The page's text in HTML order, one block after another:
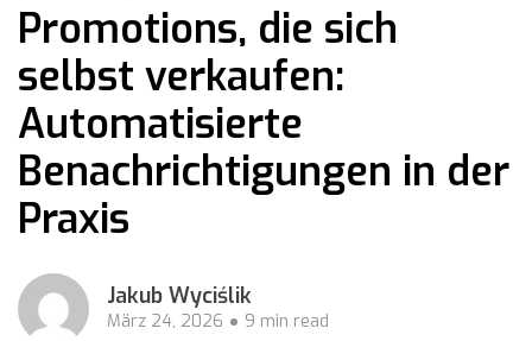
Promotions, die sich
selbst verkaufen:
Automatisierte
Benachrichtigungen in der
Praxis
Jakub Wyciślik
März 24, 2026 9 min read